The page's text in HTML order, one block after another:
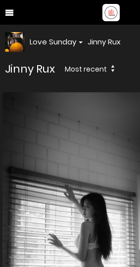
Love Sunday Jinny Rux
Jinny Rux Most recent